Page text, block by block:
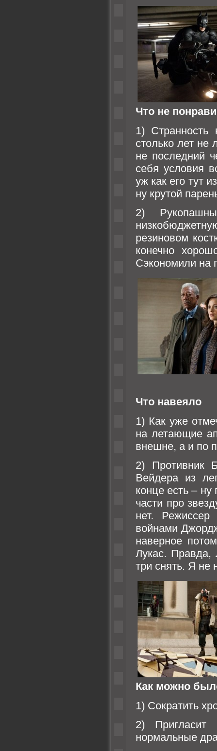
Что не
1)
столько лет не
не последний
себя условия
уж как его тут
ну крутой
2)
резиновом
конечно
Сэкономили на
Что навеяло
1) Как уже
на летающие
внешне, а и по
2) Противник
Вейдера из
конце есть – ну
части про
нет.
войнами
наверное
Лукас.
три снять. Я
Как можно
1) Сократить
2) Пригласит
нормальные